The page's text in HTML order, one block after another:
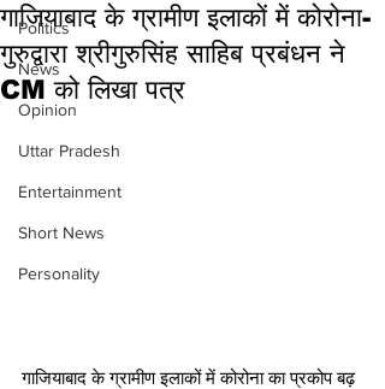
Politics
News
Opinion
Uttar Pradesh
Entertainment
Short News
Personality
गाजियाबाद के ग्रामीण इलाकों में कोरोना-
गुरुद्वारा श्रीगुरुसिंह साहिब प्रबंधन ने
CM को लिखा पत्र
गाजियाबाद के ग्रामीण इलाकों में कोरोना का प्रकोप बढ़